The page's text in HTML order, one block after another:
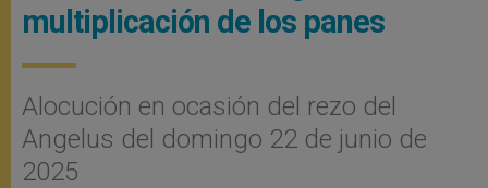
multiplicación de los panes
Alocución en ocasión del rezo del
Angelus del domingo 22 de junio de
2025